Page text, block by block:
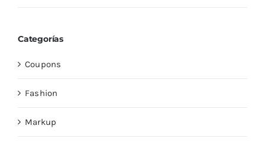
Categorías
Coupons
Fashion
Markup